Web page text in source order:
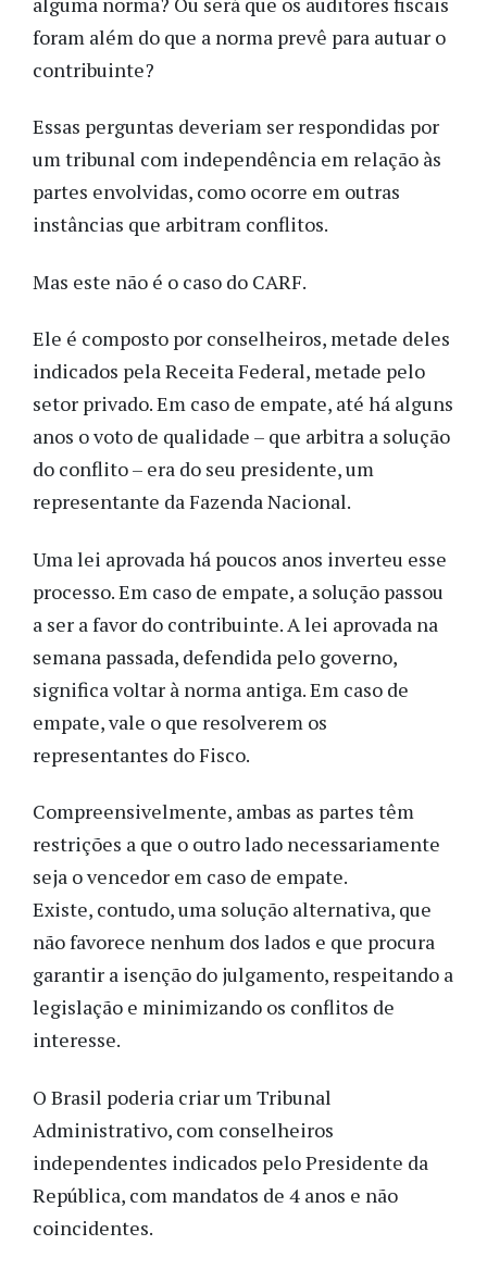
foram além do que a norma prevê para autuar o
contribuinte?
Essas perguntas deveriam ser respondidas por
um tribunal com independência em relação às
partes envolvidas, como ocorre em outras
instâncias que arbitram conflitos.
Mas este não é o caso do CARF.
Ele é composto por conselheiros, metade deles
indicados pela Receita Federal, metade pelo
setor privado. Em caso de empate, até há alguns
anos o voto de qualidade – que arbitra a solução
do conflito – era do seu presidente, um
representante da Fazenda Nacional.
Uma lei aprovada há poucos anos inverteu esse
processo. Em caso de empate, a solução passou
a ser a favor do contribuinte. A lei aprovada na
semana passada, defendida pelo governo,
significa voltar à norma antiga. Em caso de
empate, vale o que resolverem os
representantes do Fisco.
Compreensivelmente, ambas as partes têm
restrições a que o outro lado necessariamente
seja o vencedor em caso de empate.
Existe, contudo, uma solução alternativa, que
não favorece nenhum dos lados e que procura
garantir a isenção do julgamento, respeitando a
legislação e minimizando os conflitos de
interesse.
O Brasil poderia criar um Tribunal
Administrativo, com conselheiros
independentes indicados pelo Presidente da
República, com mandatos de 4 anos e não
coincidentes.